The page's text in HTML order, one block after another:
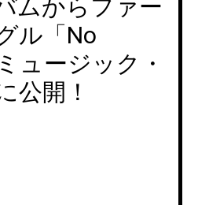
ムからファー
ル「No
ュージック・
公開！